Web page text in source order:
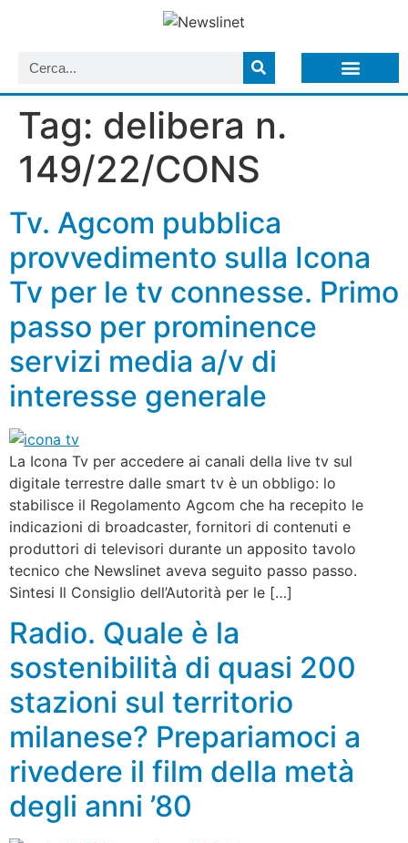
Tag: delibera n.
149/22/CONS
Tv. Agcom pubblica
provvedimento sulla Icona
Tv per le tv connesse. Primo
passo per prominence
servizi media a/v di
interesse generale
La Icona Tv per accedere ai canali della live tv sul
digitale terrestre dalle smart tv è un obbligo: lo
stabilisce il Regolamento Agcom che ha recepito le
indicazioni di broadcaster, fornitori di contenuti e
produttori di televisori durante un apposito tavolo
tecnico che Newslinet aveva seguito passo passo.
Sintesi Il Consiglio dell’Autorità per le […]
Radio. Quale è la
sostenibilità di quasi 200
stazioni sul territorio
milanese? Prepariamoci a
rivedere il film della metà
degli anni ’80